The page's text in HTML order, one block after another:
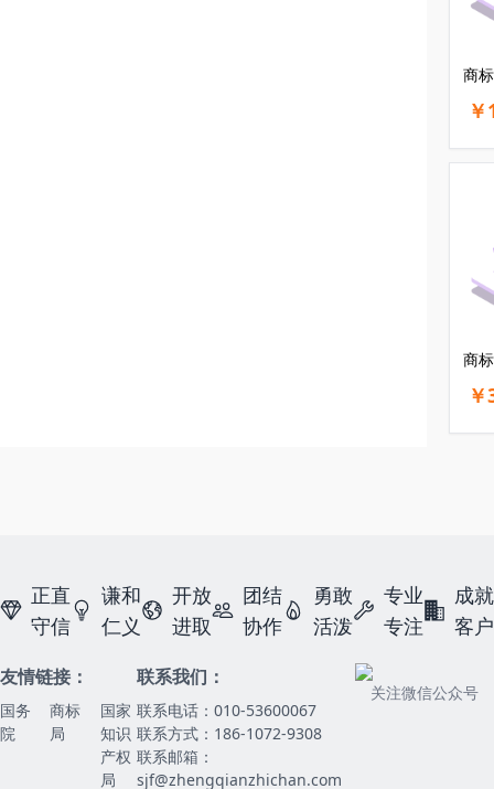
商
商
正直
守信
谦和
仁义
开放
进取
团结
协作
勇敢
活泼
专业
专注
成就
客户
友情链接：
国务
院
商标
局
国家
知识
产权
局
联系我们：
联系电话：010-53600067
联系方式：186-1072-9308
联系邮箱：
sjf@zhengqianzhichan.com
关注微信公众号